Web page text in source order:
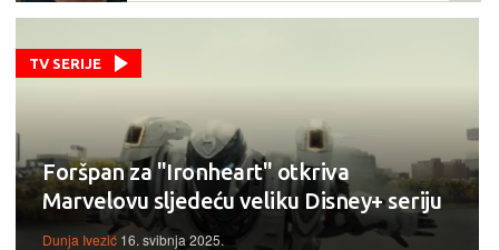
TV SERIJE
Foršpan za "Ironheart" otkriva
Marvelovu sljedeću veliku Disney+ seriju
Dunja Ivezić 16. svibnja 2025.